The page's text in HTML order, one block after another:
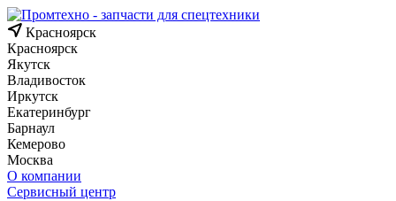
Красноярск
Красноярск
Якутск
Владивосток
Иркутск
Екатеринбург
Барнаул
Кемерово
Москва
О компании
Сервисный центр